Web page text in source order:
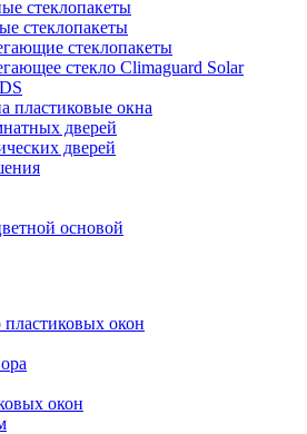
стеклопакеты
стеклопакеты
стеклопакеты
стекло Climaguard Solar
пластиковые окна
дверей
дверей
основой
окон
окон